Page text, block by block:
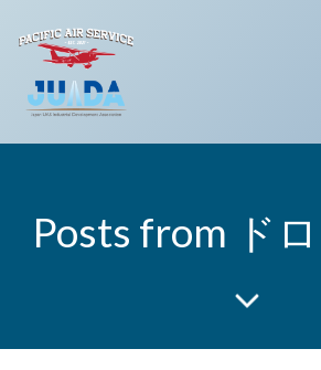
へ
ッ
プ
Posts from ド